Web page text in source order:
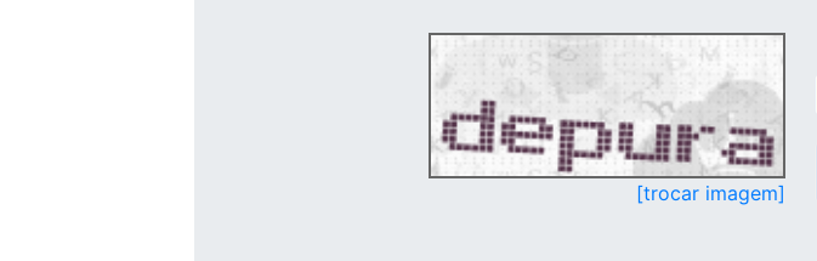
[trocar imagem]